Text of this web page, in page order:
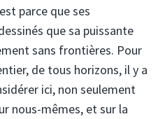
parce que ses
que sa puissante
sans frontières. Pour
de tous horizons, il y a
ici, non seulement
nous-mêmes, et sur la